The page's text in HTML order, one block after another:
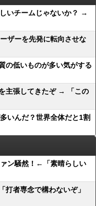
いチームじゃないか？ →
ザーを先発に転向させな
の低いものが多い気がする
主張してきたぞ → 「この
いんだ？世界全体だと1割
ン騒然！←「素晴らしい
者専念で構わないぞ」